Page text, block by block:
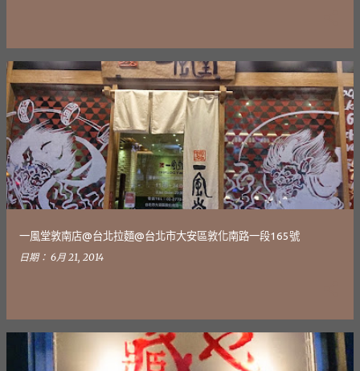
一風堂敦南店@台北拉麵@台北市大安區敦化南路一段165號
日期： 6月 21, 2014